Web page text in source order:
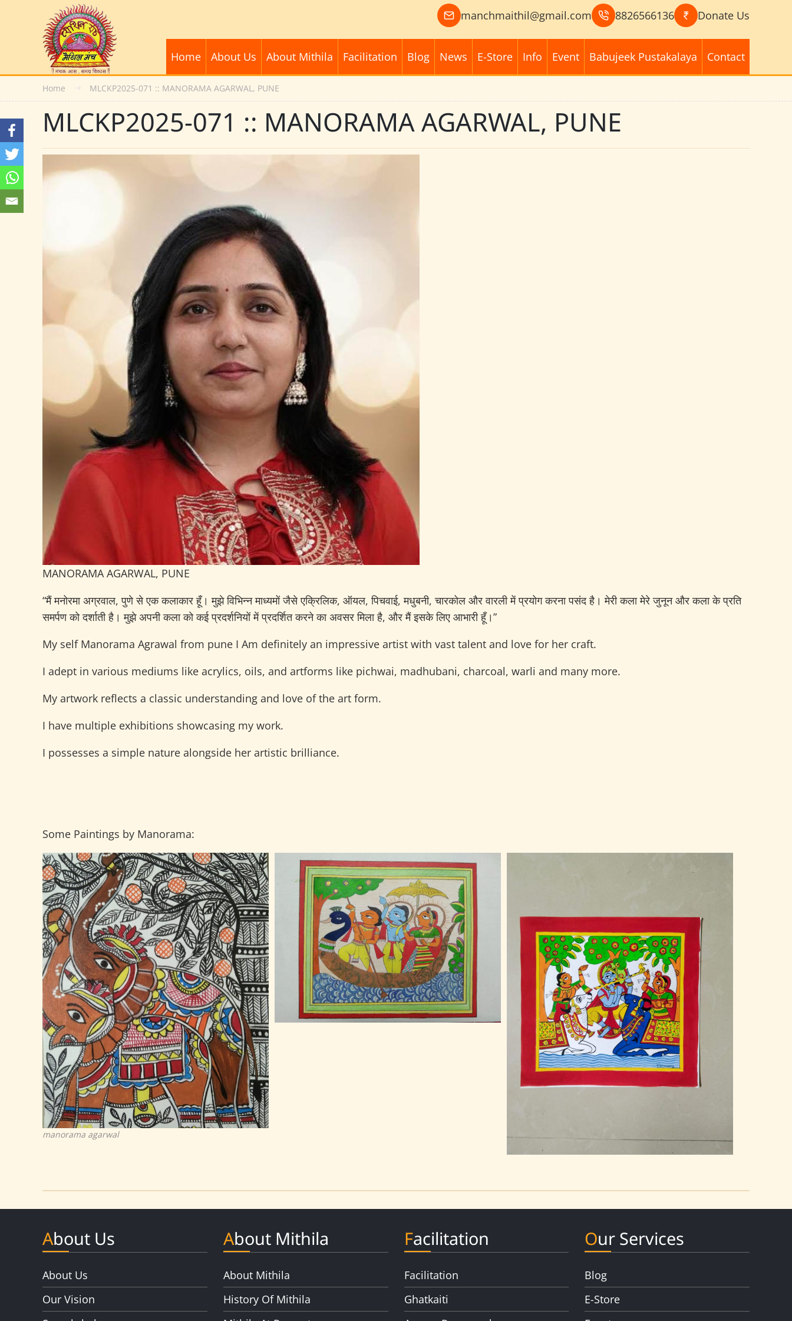
manchmaithil@gmail.com 8826566136 Donate Us
Home About Us About Mithila Facilitation Blog News E-Store Info Event Babujeek Pustakalaya Contact
Home MLCKP2025-071 :: MANORAMA AGARWAL, PUNE
MLCKP2025-071 :: MANORAMA AGARWAL, PUNE
MANORAMA AGARWAL, PUNE
“मैं मनोरमा अग्रवाल, पुणे से एक कलाकार हूँ। मुझे विभिन्न माध्यमों जैसे एक्रिलिक, ऑयल, पिचवाई, मधुबनी, चारकोल और वारली में प्रयोग करना पसंद है। मेरी कला मेरे जुनून और कला के प्रति
समर्पण को दर्शाती है। मुझे अपनी कला को कई प्रदर्शनियों में प्रदर्शित करने का अवसर मिला है, और मैं इसके लिए आभारी हूँ।”
My self Manorama Agrawal from pune I Am definitely an impressive artist with vast talent and love for her craft.
I adept in various mediums like acrylics, oils, and artforms like pichwai, madhubani, charcoal, warli and many more.
My artwork reflects a classic understanding and love of the art form.
I have multiple exhibitions showcasing my work.
I possesses a simple nature alongside her artistic brilliance.
Some Paintings by Manorama:
manorama agarwal
About Us
About Us
Our Vision
About Mithila
About Mithila
History Of Mithila
Facilitation
Facilitation
Ghatkaiti
Our Services
Blog
E-Store